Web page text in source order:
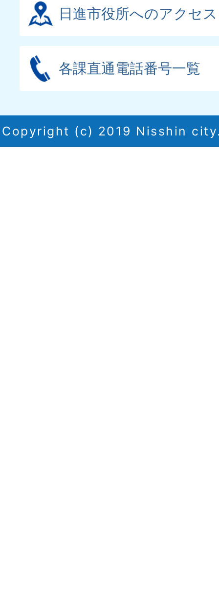
日進市役所へのアクセス
各課直通電話番号一覧
Copyright (c) 2019 Nisshin